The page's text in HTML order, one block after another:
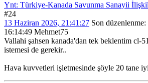
Ynt: Türkiye-Kanada Savunma Sanayii
#24
13 Haziran 2026, 21:41:27 Son düzenlenme:
16:14:49 Mehmet75
Vallahi şahsen kanada'dan tek beklentim cl-
istemesi de gerekir..
Hava kuvvetleri işletmesinde şöyle 20 tane